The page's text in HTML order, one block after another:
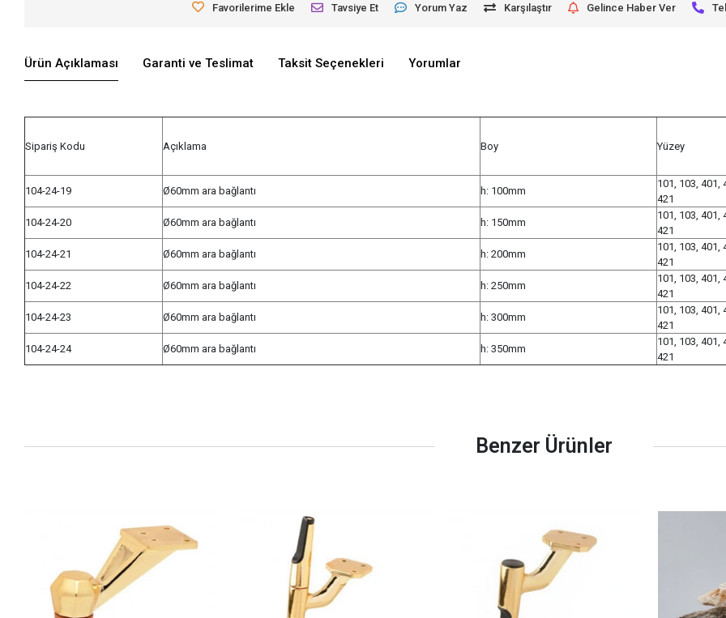
Favorilerime Ekle Tavsiye Et Yorum Yaz Karşılaştır Gelince Haber Ver
Ürün Açıklaması Garanti ve Teslimat Taksit Seçenekleri Yorumlar
Sipariş Kodu Açıklama Boy Yüzey
104-24-19 Ø60mm ara bağlantı h: 100mm
101, 103, 401,
421
104-24-20
Ø60mm ara bağlantı h: 150mm
101, 103, 401,
421
104-24-21
Ø60mm ara bağlantı h: 200mm
101, 103, 401,
421
104-24-22
Ø60mm ara bağlantı h: 250mm
101, 103, 401,
421
104-24-23
Ø60mm ara bağlantı h: 300mm
101, 103, 401,
421
104-24-24
Ø60mm ara bağlantı h: 350mm
101, 103, 401,
421
Benzer Ürünler